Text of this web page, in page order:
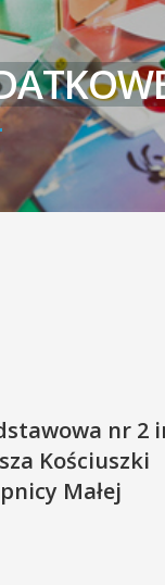
nr 2
Kościuszki
Małej